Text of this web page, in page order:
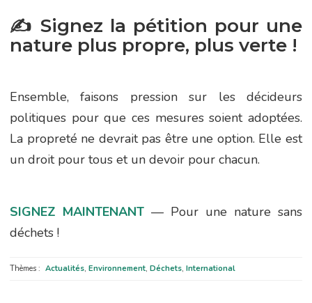
✍️ Signez la pétition pour une
nature plus propre, plus verte !
Ensemble, faisons pression sur les décideurs
politiques pour que ces mesures soient adoptées.
La propreté ne devrait pas être une option. Elle est
un droit pour tous et un devoir pour chacun.
SIGNEZ MAINTENANT — Pour une nature sans
déchets !
Thèmes : Actualités, Environnement, Déchets, International